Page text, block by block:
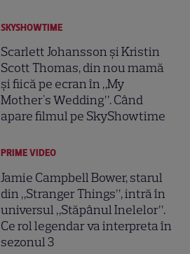
SKYSHOWTIME
Scarlett Johansson și Kristin
Scott Thomas, din nou mamă
și fiică pe ecran în „My
Mother's Wedding”. Când
apare filmul pe SkyShowtime
PRIME VIDEO
Jamie Campbell Bower, starul
din „Stranger Things”, intră în
universul „Stăpânul Inelelor”.
Ce rol legendar va interpreta în
sezonul 3